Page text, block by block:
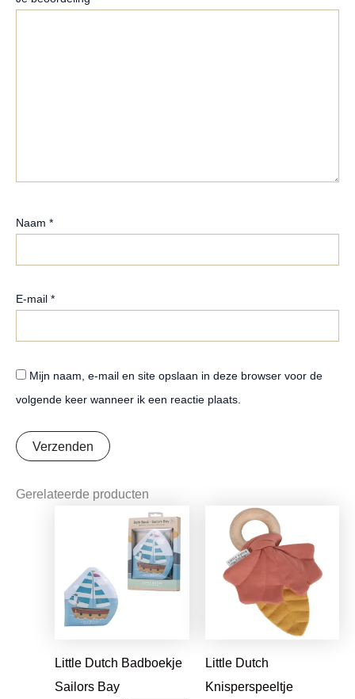
Naam *
E-mail *
Mijn naam, e-mail en site opslaan in deze browser voor de
volgende keer wanneer ik een reactie plaats.
Gerelateerde producten
Little Dutch Badboekje
Sailors Bay
Oorspronkelijke
Huidige
prijs
is:
€7,10.
Little Dutch
Knisperspeeltje
Oorspronkelijke
prijs
was:
€7,95.
Huidige
prijs
is:
€6,28.